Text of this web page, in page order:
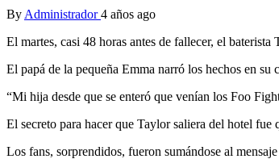
By Administrador4 años ago
El martes, casi 48 horas antes de fallecer, el
El papá de la pequeña Emma narró los hechos en
“Mi hija desde que se enteró que venían los Foo
El secreto para hacer que Taylor saliera del hotel
Los fans, sorprendidos, fueron sumándose al